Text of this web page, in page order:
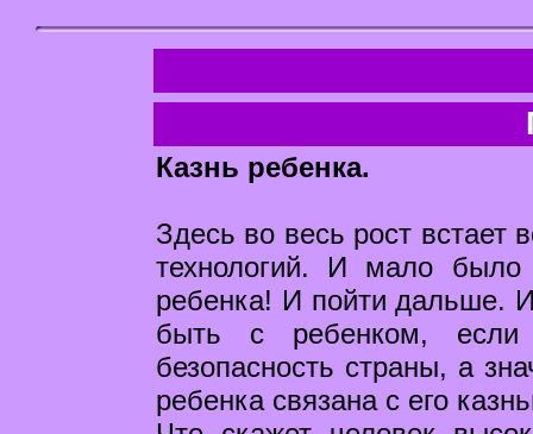
Казнь ребенка.
Здесь во весь рост встает
технологий. И мало
ребенка! И пойти дальше.
быть с ребенком, если
безопасность страны, а
ребенка связана с его